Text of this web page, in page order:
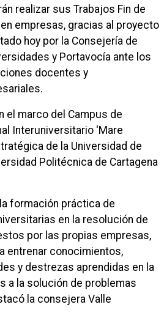
realizar sus Trabajos Fin de
empresas, gracias al proyecto
hoy por la Consejería de
y Portavocía ante los
docentes y
el marco del Campus de
Interuniversitario 'Mare
de la Universidad de
Politécnica de Cartagena
formación práctica de
en la resolución de
por las propias empresas,
entrenar conocimientos,
y destrezas aprendidas en la
a la solución de problemas
la consejera Valle